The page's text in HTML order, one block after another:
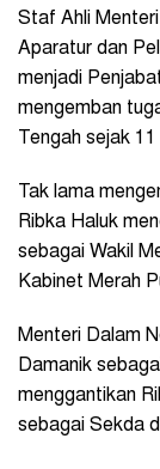
Staf Ahli
Aparatur dan
menjadi
mengemban
Tengah sejak
Tak lama
Ribka Haluk
sebagai Wakil
Kabinet Merah
Menteri Dalam
Damanik
menggantikan
sebagai Sekda